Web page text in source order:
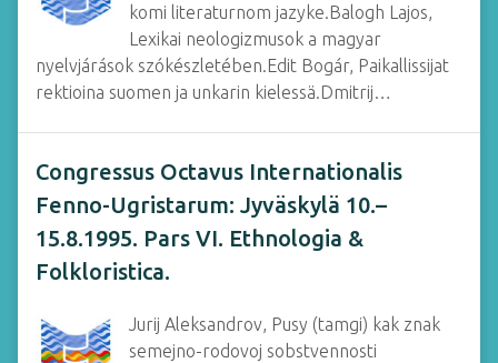
komi literaturnom jazyke.Balogh Lajos,
Lexikai neologizmusok a magyar
nyelvjárások szókészletében.Edit Bogár, Paikallissijat
rektioina suomen ja unkarin kielessä.Dmitrij…
Congressus Octavus Internationalis
Fenno-Ugristarum: Jyväskylä 10.–
15.8.1995. Pars VI. Ethnologia &
Folkloristica.
Jurij Aleksandrov, Pusy (tamgi) kak znak
semejno-rodovoj sobstvennosti